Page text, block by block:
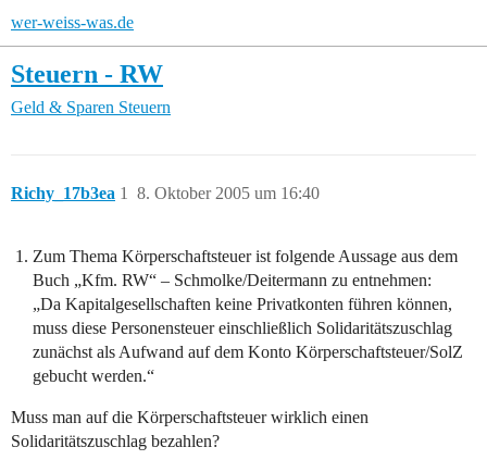
wer-weiss-was.de
Steuern - RW
Geld & Sparen Steuern
Richy_17b3ea 8. Oktober 2005 um 16:40
1
Zum Thema Körperschaftsteuer ist folgende Aussage aus dem
Buch „Kfm. RW“ – Schmolke/Deitermann zu entnehmen:
„Da Kapitalgesellschaften keine Privatkonten führen können,
muss diese Personensteuer einschließlich Solidaritätszuschlag
zunächst als Aufwand auf dem Konto Körperschaftsteuer/SolZ
gebucht werden.“
Muss man auf die Körperschaftsteuer wirklich einen
Solidaritätszuschlag bezahlen?